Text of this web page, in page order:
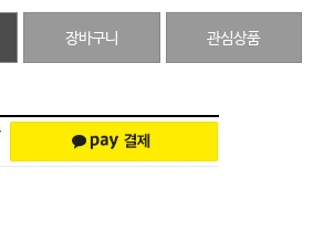
장바구니 관심상품